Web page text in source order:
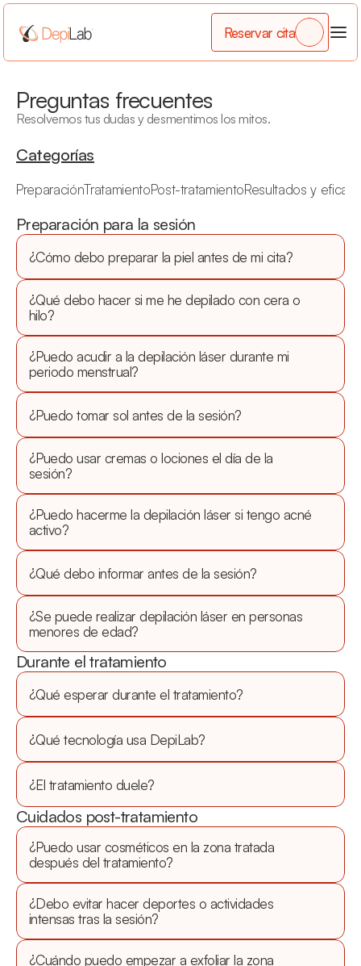
Preguntas frecuentes
Resolvemos tus dudas y desmentimos los mitos.
Categorías
PreparaciónTratamientoPost-tratamientoResultados y
Preparación para la sesión
¿Cómo debo preparar la piel antes de mi cita?
¿Qué debo hacer si me he depilado con cera o
hilo?
¿Puedo acudir a la depilación láser durante mi
periodo menstrual?
¿Puedo tomar sol antes de la sesión?
¿Puedo usar cremas o lociones el día de la
sesión?
¿Puedo hacerme la depilación láser si tengo acné
activo?
¿Qué debo informar antes de la sesión?
¿Se puede realizar depilación láser en personas
menores de edad?
Durante el tratamiento
¿Qué esperar durante el tratamiento?
¿Qué tecnología usa DepiLab?
¿El tratamiento duele?
Cuidados post-tratamiento
¿Puedo usar cosméticos en la zona tratada
después del tratamiento?
¿Debo evitar hacer deportes o actividades
intensas tras la sesión?
¿Cuándo puedo empezar a exfoliar la zona
Reservar cita